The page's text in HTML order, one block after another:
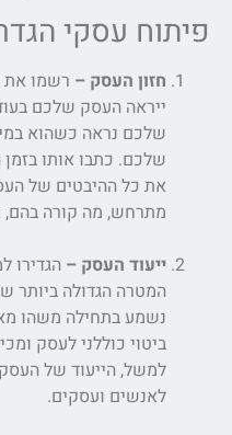
פיתוח עסקי
חזון העסק –רשמו את
ייראה העסק שלכם
שלכם נראה כשהוא
שלכם. כתבו אותו בזמן
את כל ההיבטים של
מתרחש, מה קורה בהם,
ייעוד העסק –הגדירו
המטרה הגדולה ביותר
נשמע בתחילה משהו
ביטוי כוללני לעסק
למשל, הייעוד של
לאנשים ועסקים.